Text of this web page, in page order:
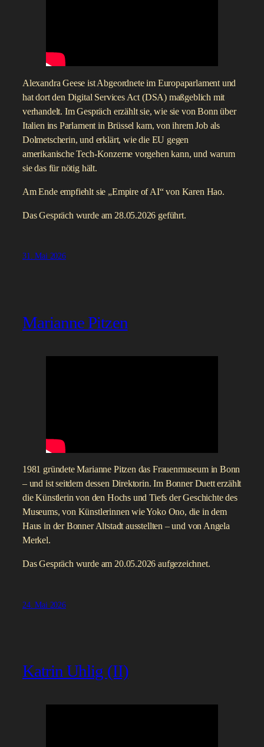
Alexandra Geese ist Abgeordnete im Europaparlament und
hat dort den Digital Services Act (DSA) maßgeblich mit
verhandelt. Im Gespräch erzählt sie, wie sie von Bonn über
Italien ins Parlament in Brüssel kam, von ihrem Job als
Dolmetscherin, und erklärt, wie die EU gegen
amerikanische Tech-Konzerne vorgehen kann, und warum
sie das für nötig hält.
Am Ende empfiehlt sie „Empire of AI“ von Karen Hao.
Das Gespräch wurde am 28.05.2026 geführt.
31. Mai 2026
Marianne Pitzen
1981 gründete Marianne Pitzen das Frauenmuseum in Bonn
– und ist seitdem dessen Direktorin. Im Bonner Duett erzählt
die Künstlerin von den Hochs und Tiefs der Geschichte des
Museums, von Künstlerinnen wie Yoko Ono, die in dem
Haus in der Bonner Altstadt ausstellten – und von Angela
Merkel.
Das Gespräch wurde am 20.05.2026 aufgezeichnet.
24. Mai 2026
Katrin Uhlig (II)